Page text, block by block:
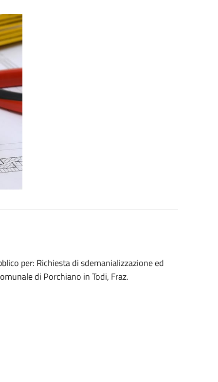
per: Richiesta di sdemanializzazione ed
di Porchiano in Todi, Fraz.